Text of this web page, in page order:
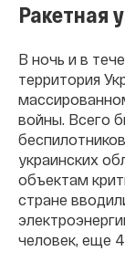
Ракетная
В ночь и в
территория
войны. Всего
украинских
объектам
стране
человек, еще